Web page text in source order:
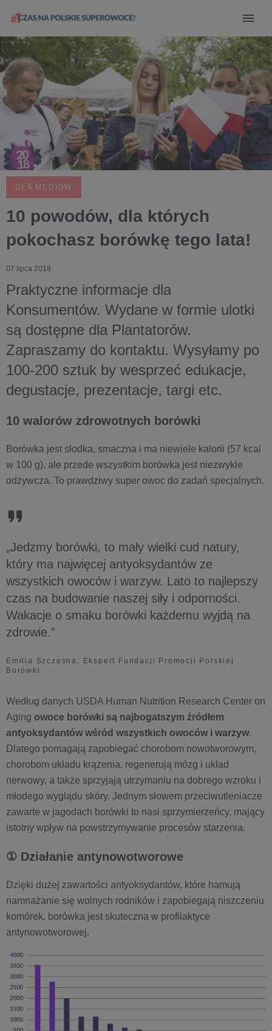
DLA MEDIÓW
10 powodów, dla których
pokochasz borówkę tego lata!
07 lipca 2018
Praktyczne informacje dla
Konsumentów. Wydane w formie ulotki
są dostępne dla Plantatorów.
Zapraszamy do kontaktu. Wysyłamy po
100-200 sztuk by wesprzeć edukacje,
degustacje, prezentacje, targi etc.
10 walorów zdrowotnych borówki
Borówka jest słodka, smaczna i ma niewiele kalorii (57 kcal
w 100 g), ale przede wszystkim borówka jest niezwykle
odżywcza. To prawdziwy super owoc do zadań specjalnych.
„Jedzmy borówki, to mały wielki cud natury,
który ma najwięcej antyoksydantów ze
wszystkich owoców i warzyw. Lato to najlepszy
czas na budowanie naszej siły i odporności.
Wakacje o smaku borówki każdemu wyjdą na
zdrowie.”
Emilia Szczęsna, Ekspert Fundacji Promocji Polskiej
Borówki
Według danych USDA Human Nutrition Research Center on
Aging owoce borówki są najbogatszym źródłem
antyoksydantów wśród wszystkich owoców i warzyw.
Dlatego pomagają zapobiegać chorobom nowotworowym,
chorobom układu krążenia, regenerują mózg i układ
nerwowy, a także sprzyjają utrzymaniu na dobrego wzroku i
młodego wyglądu skóry. Jednym słowem przeciwutleniacze
zawarte w jagodach borówki to nasi sprzymierzeńcy, mający
istotny wpływ na powstrzymywanie procesów starzenia.
① Działanie antynowotworowe
Dzięki dużej zawartości antyoksydantów, które hamują
namnażanie się wolnych rodników i zapobiegają niszczeniu
komórek, borówka jest skuteczna w profilaktyce
antynowotworowej.